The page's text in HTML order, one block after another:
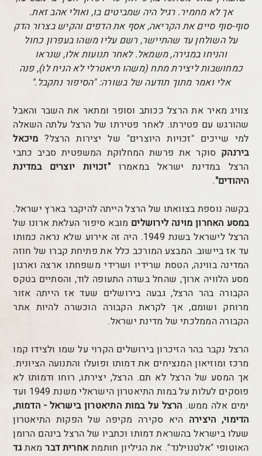
אך לא מחמיר. רגיל היה שמביטים בו, ואולי אהב זאת.
סוף-סוף סיים את הקריאה, אסף את הדפים והקיש בצרור הדק
על השולחן עד שהתיישר, רשם עליו משהו בעפרון כחול
והניחו במגירה, משמאל. לאחר תנועות אלו, שנראו
כמחושבות ליצירת מתח (משהו תיאטרלי לא הניח לו), פנה
אלי ואמר מתוך תודעה של בשורה: "הסיפור נתקבל."
צוויג מאיר את הרצל ככותב וסופר ומתאר את השבר והאבל
שהורגש עם פטירתו. לאחר פטירתו של הרצל עלתה השאלה
למי שייכים "זכויות היוצרים" של יצירות הרצל? מיכאל
בירנהק סוקר את פרשת המחלוקת המשפטית סביב כתבי
הרצל במדינת ישראל במאמרו"זכויות יוצרים במדינת
היהודים".
בקשה נוספת בצוואתו של הרצל הייתה להיקבר בארץ ישראל.
במסע האחרון מוינה לירושלים מובא סיפור העלאת ארונו של
הרצל לישראל בשנת 1949. היה זה אירוע שלא נראה כמותו
עד אז ביישוב. המבצע המורכב כלל את פתיחת קברו של חוזה
המדינה בווינה, הטסת שרידיו ושרידי משפחתו ארצה וארגון
מסע הלוויה ארוך, שהחל בשדה התעופה לוד, והסתיים בטקס
הקבורה בהר הרצל, גבעה בירושלים שעד אז הייתה אזור
מרוחק ושומם, אך לקראת הקבורה הוכשרה להיות אתר
הקבורה הממלכתי של מדינת ישראל.
הרצל נקבר בהר הזיכרון בירושלים הקרוי על שמו ולצידו קמו
מרכז ומוזיאון המנציחים את דמותו ופועלו והתנועה הציונית.
אך המסע של הרצל לא תם. הרצל, יצירתו, רוחו ודמותו לא
פוסקים לעלות על במות התיאטרון הישראלי משנת 1949 ועד
ימים אלה ממש. הרצל על במות התיאטרון בישראל - הדמות,
הדימוי, היצירה היא סקירה מקיפה של הפקות התיאטרון
שעלו בישראל בהשראת דמותו וכתביו של הרצל בינהם הרומן
האוטופי "אלטנוילנד". את הגיליון חותמתאחרית דברמאתגד